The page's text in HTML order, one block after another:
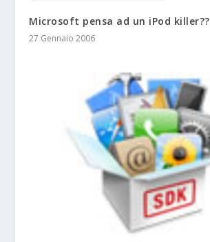
Microsoft pensa ad un iPod killer??
27 Gennaio 2006